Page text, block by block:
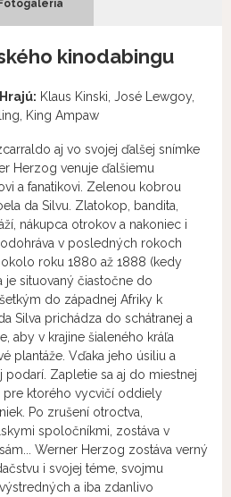
kinodabingu
Hrajú: Klaus Kinski, José Lewgoy,
King Ampaw
aj vo svojej ďalšej snímke
Herzog venuje ďalšiemu
a fanatikovi. Zelenou kobrou
da Silvu. Zlatokop, bandita,
nákupca otrokov a nakoniec i
v posledných rokoch
roku 1880 až 1888 (kedy
je situovaný čiastočne do
do západnej Afriky k
Silva prichádza do schátranej a
aby v krajine šialeného kráľa
plantáže. Vďaka jeho úsiliu a
Zapletie sa aj do miestnej
ktorého vycvičí oddiely
Po zrušení otroctva,
spoločníkmi, zostáva v
Werner Herzog zostáva verný
i svojej téme, svojmu
a iba zdanlivo